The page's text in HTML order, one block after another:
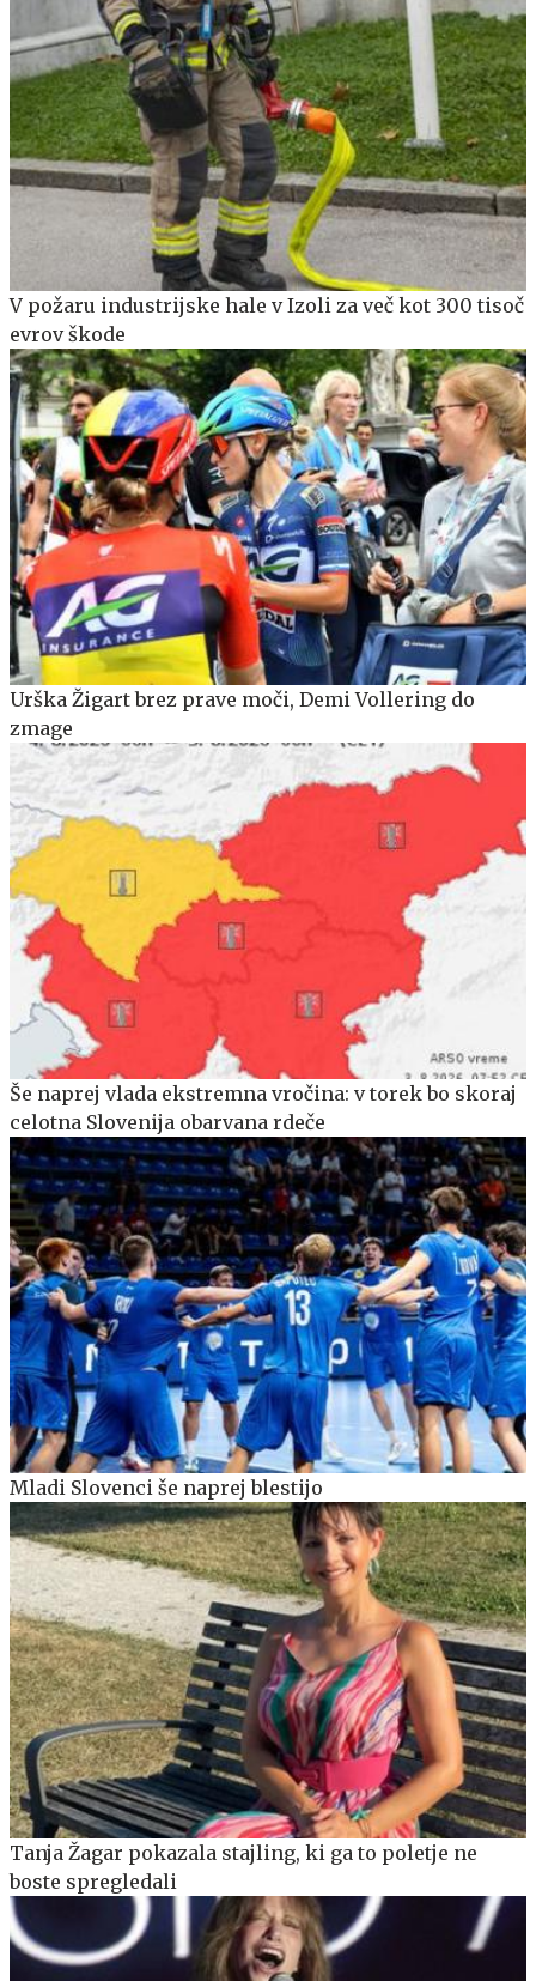
V požaru industrijske hale v Izoli za več kot 300 tisoč
evrov škode
Urška Žigart brez prave moči, Demi Vollering do
zmage
Še naprej vlada ekstremna vročina: v torek bo skoraj
celotna Slovenija obarvana rdeče
Mladi Slovenci še naprej blestijo
Tanja Žagar pokazala stajling, ki ga to poletje ne
boste spregledali